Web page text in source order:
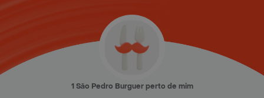
1 São Pedro Burguer perto de mim